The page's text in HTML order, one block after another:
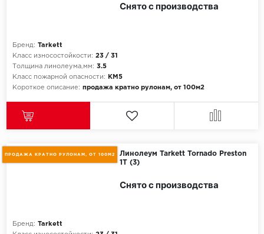
CronaFloor
Dolce Flooring
Бренд: Tarkett
Класс износостойкости: 23 / 31
Толщина линолеума,мм: 3.5
Класс пожарной опасности:
КМ5
Короткое описание: продажа кратно рулонам, от 100м2
Снято с производства
ПРОДАЖА КРАТНО РУЛОНАМ, ОТ 100М2
Линолеум Tarkett Tornado Preston
1T (3)
Бренд: Tarkett
Снято с производства